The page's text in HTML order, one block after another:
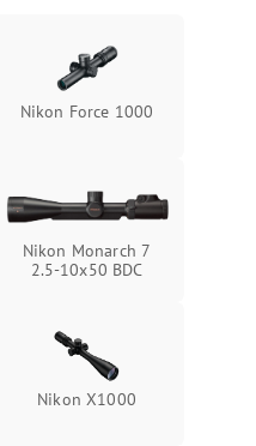
Nikon Force 1000
Nikon Monarch 7
2.5-10x50 BDC
Nikon X1000